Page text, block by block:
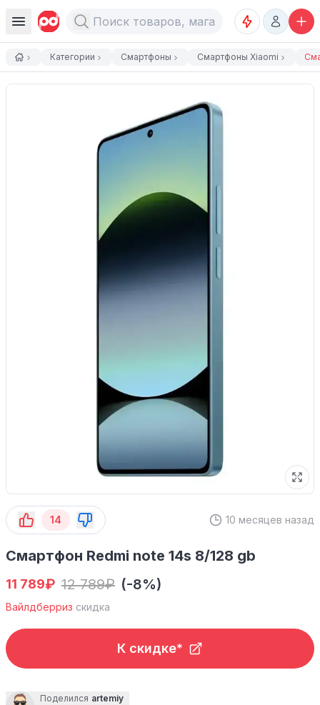
Категории Смартфоны Смартфоны Xiaomi
14 10 месяцев назад
Смартфон Redmi note 14s 8/128 gb
11 789₽ 12 789₽ (-8%)
Вайлдберриз скидка
К скидке*
Поделился artemiy